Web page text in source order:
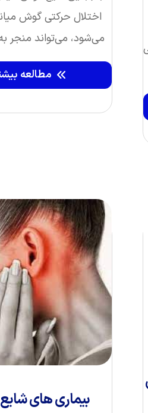
اختلال حرکتی گوش
می‌شود، می‌تواند منجر
مطالعه
بیماری های